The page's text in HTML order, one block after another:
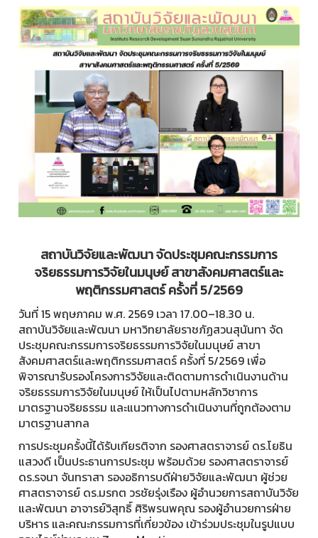
สถาบันวิจัยและพัฒนา จัดประชุมคณะกรรมการ
จริยธรรมการวิจัยในมนุษย์ สาขาสังคมศาสตร์และ
พฤติกรรมศาสตร์ ครั้งที่ 5/2569
วันที่ 15 พฤษภาคม พ.ศ. 2569 เวลา 17.00–18.30 น.
สถาบันวิจัยและพัฒนา มหาวิทยาลัยราชภัฏสวนสุนันทา จัด
ประชุมคณะกรรมการจริยธรรมการวิจัยในมนุษย์ สาขา
สังคมศาสตร์และพฤติกรรมศาสตร์ ครั้งที่ 5/2569 เพื่อ
พิจารณารับรองโครงการวิจัยและติดตามการดำเนินงานด้าน
จริยธรรมการวิจัยในมนุษย์ ให้เป็นไปตามหลักวิชาการ
มาตรฐานจริยธรรม และแนวทางการดำเนินงานที่ถูกต้องตาม
มาตรฐานสากล
การประชุมครั้งนี้ได้รับเกียรติจาก รองศาสตราจารย์ ดร.โยธิน
แสวงดี เป็นประธานการประชุม พร้อมด้วย รองศาสตราจารย์
ดร.รจนา จันทราสา รองอธิการบดีฝ่ายวิจัยและพัฒนา ผู้ช่วย
ศาสตราจารย์ ดร.มรกต วรชัยรุ่งเรือง ผู้อำนวยการสถาบันวิจัย
และพัฒนา อาจารย์วิสุทธิ์ ศิริพรนพคุณ รองผู้อำนวยการฝ่าย
บริหาร และคณะกรรมการที่เกี่ยวข้อง เข้าร่วมประชุมในรูปแบบ